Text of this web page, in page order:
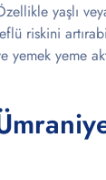
yaşlı
riskini
yemek yeme